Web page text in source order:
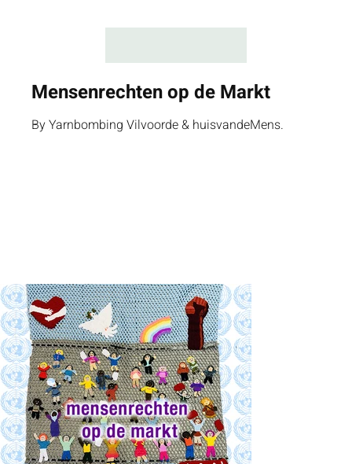
By Yarnbombing Vilvoorde & huisvandeMens.
Mensenrechten op de Markt